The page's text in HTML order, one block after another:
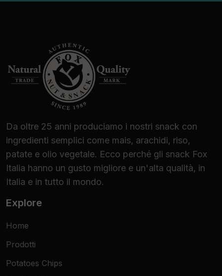
Da oltre 25 anni produciamo i nostri snack con
ingredienti semplici come mais, arachidi, riso,
patate e olio vegetale. Ecco perché gli snack Fox
Italia hanno un gusto migliore e un'alta qualità, in
Italia e in tutto il mondo.
Explore
Home
Prodotti
Potatoes Chips